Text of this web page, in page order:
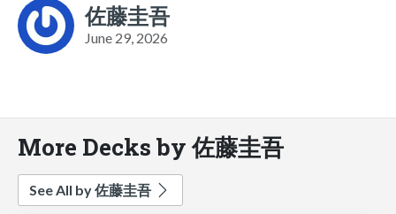
佐藤圭吾
June 29, 2026
More Decks by 佐藤圭吾
See All by 佐藤圭吾